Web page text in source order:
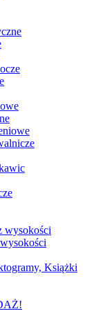
wysokości
Książki